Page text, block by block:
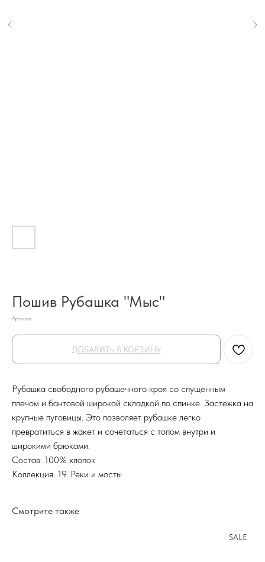
Пошив Рубашка "Мыс"
Артикул:
ДОБАВИТЬ В КОРЗИНУ
Рубашка свободного рубашечного кроя со спущенным
плечом и бантовой широкой складкой по спинке. Застежка на
крупные пуговицы. Это позволяет рубашке легко
превратиться в жакет и сочетаться с топом внутри и
широкими брюками.
Состав: 100% хлопок
Коллекция: 19. Реки и мосты
Смотрите также
SALE